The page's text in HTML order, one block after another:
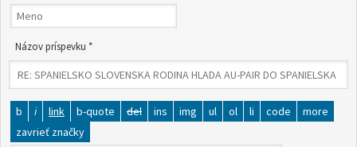
Názov príspevku *